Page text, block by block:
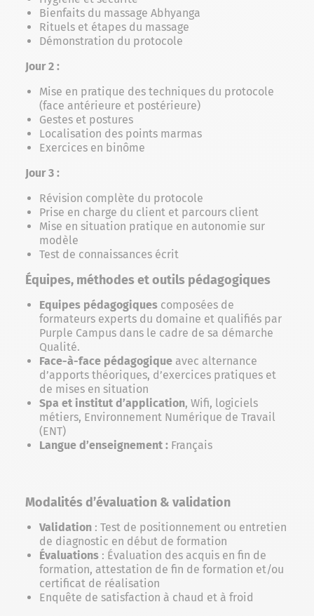
Bienfaits du massage Abhyanga
Rituels et étapes du massage
Démonstration du protocole
Jour 2 :
Mise en pratique des techniques du protocole
(face antérieure et postérieure)
Gestes et postures
Localisation des points marmas
Exercices en binôme
Jour 3 :
Révision complète du protocole
Prise en charge du client et parcours client
Mise en situation pratique en autonomie sur
modèle
Test de connaissances écrit
Équipes, méthodes et outils pédagogiques
Equipes pédagogiques composées de
formateurs experts du domaine et qualifiés par
Purple Campus dans le cadre de sa démarche
Qualité.
Face-à-face pédagogique avec alternance
d’apports théoriques, d’exercices pratiques et
de mises en situation
Spa et institut d’application, Wifi, logiciels
métiers, Environnement Numérique de Travail
(ENT)
Langue d’enseignement : Français
Modalités d’évaluation & validation
Validation : Test de positionnement ou entretien
de diagnostic en début de formation
Évaluations : Évaluation des acquis en fin de
formation, attestation de fin de formation et/ou
certificat de réalisation
Enquête de satisfaction à chaud et à froid